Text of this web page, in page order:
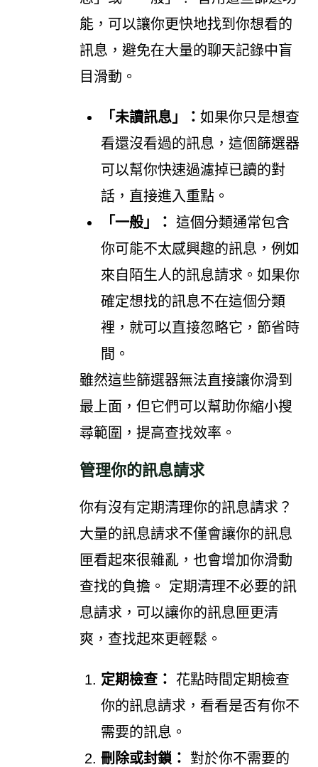
能，可以讓你更快地找到你想看的
訊息，避免在大量的聊天記錄中盲
目滑動。
「未讀訊息」： 如果你只是想查
看還沒看過的訊息，這個篩選器
可以幫你快速過濾掉已讀的對
話，直接進入重點。
「一般」： 這個分類通常包含
你可能不太感興趣的訊息，例如
來自陌生人的訊息請求。如果你
確定想找的訊息不在這個分類
裡，就可以直接忽略它，節省時
間。
雖然這些篩選器無法直接讓你滑到
最上面，但它們可以幫助你縮小搜
尋範圍，提高查找效率。
管理你的訊息請求
你有沒有定期清理你的訊息請求？
大量的訊息請求不僅會讓你的訊息
匣看起來很雜亂，也會增加你滑動
查找的負擔。 定期清理不必要的訊
息請求，可以讓你的訊息匣更清
爽，查找起來更輕鬆。
定期檢查：
花點時間定期檢查
你的訊息請求，看看是否有你不
需要的訊息。
刪除或封鎖：
對於你不需要的